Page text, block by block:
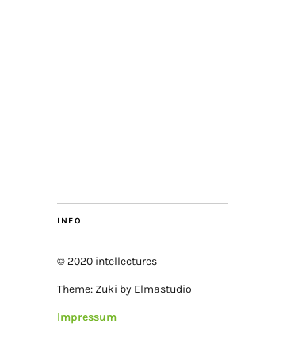
INFO
© 2020 intellectures
Theme: Zuki by Elmastudio
Impressum